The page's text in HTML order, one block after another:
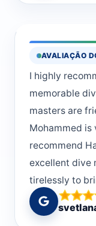
turtles, sand
Crocodilefish,
snippers,
many more
excellent
AVALIAÇÃO
I highly
memorable
masters are
Mohammed
recommend
excellent dive
tirelessly to
customers.